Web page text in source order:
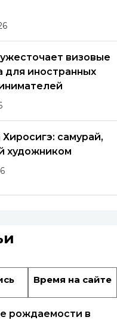
визовые
для иностранных
Хиросигэ: самурай,
художником
Время на сайте
рождаемости в